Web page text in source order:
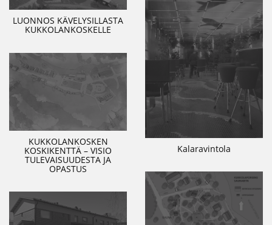
LUONNOS KÄVELYSILLASTA
KUKKOLANKOSKELLE
Kalaravintola
KUKKOLANKOSKEN
KOSKIKENTTÄ – VISIO
TULEVAISUUDESTA JA
OPASTUS